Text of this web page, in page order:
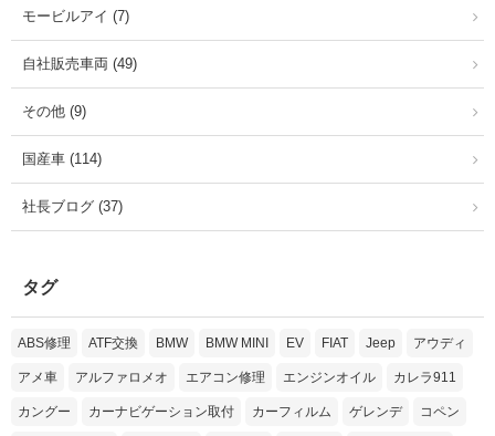
モービルアイ (7)
自社販売車両 (49)
その他 (9)
国産車 (114)
社長ブログ (37)
タグ
ABS修理 ATF交換 BMW BMW MINI EV FIAT Jeep アウディ
アメ車 アルファロメオ エアコン修理 エンジンオイル カレラ911
カングー カーナビゲーション取付 カーフィルム ゲレンデ コペン